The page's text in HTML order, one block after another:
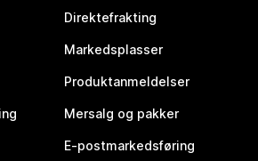
Direktefrakting
Markedsplasser
Produktanmeldelser
Mersalg og pakker
E-postmarkedsføring